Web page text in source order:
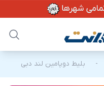
- بلیط دوپامین لند دبی